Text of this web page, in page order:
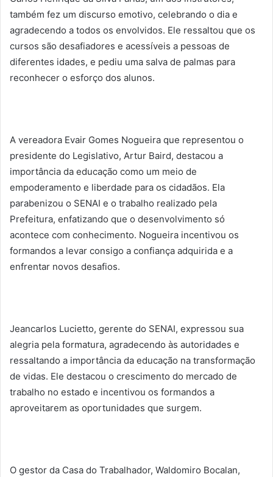
também fez um discurso emotivo, celebrando o dia e
agradecendo a todos os envolvidos. Ele ressaltou que os
cursos são desafiadores e acessíveis a pessoas de
diferentes idades, e pediu uma salva de palmas para
reconhecer o esforço dos alunos.
A vereadora Evair Gomes Nogueira que representou o
presidente do Legislativo, Artur Baird, destacou a
importância da educação como um meio de
empoderamento e liberdade para os cidadãos. Ela
parabenizou o SENAI e o trabalho realizado pela
Prefeitura, enfatizando que o desenvolvimento só
acontece com conhecimento. Nogueira incentivou os
formandos a levar consigo a confiança adquirida e a
enfrentar novos desafios.
Jeancarlos Lucietto, gerente do SENAI, expressou sua
alegria pela formatura, agradecendo às autoridades e
ressaltando a importância da educação na transformação
de vidas. Ele destacou o crescimento do mercado de
trabalho no estado e incentivou os formandos a
aproveitarem as oportunidades que surgem.
O gestor da Casa do Trabalhador, Waldomiro Bocalan,